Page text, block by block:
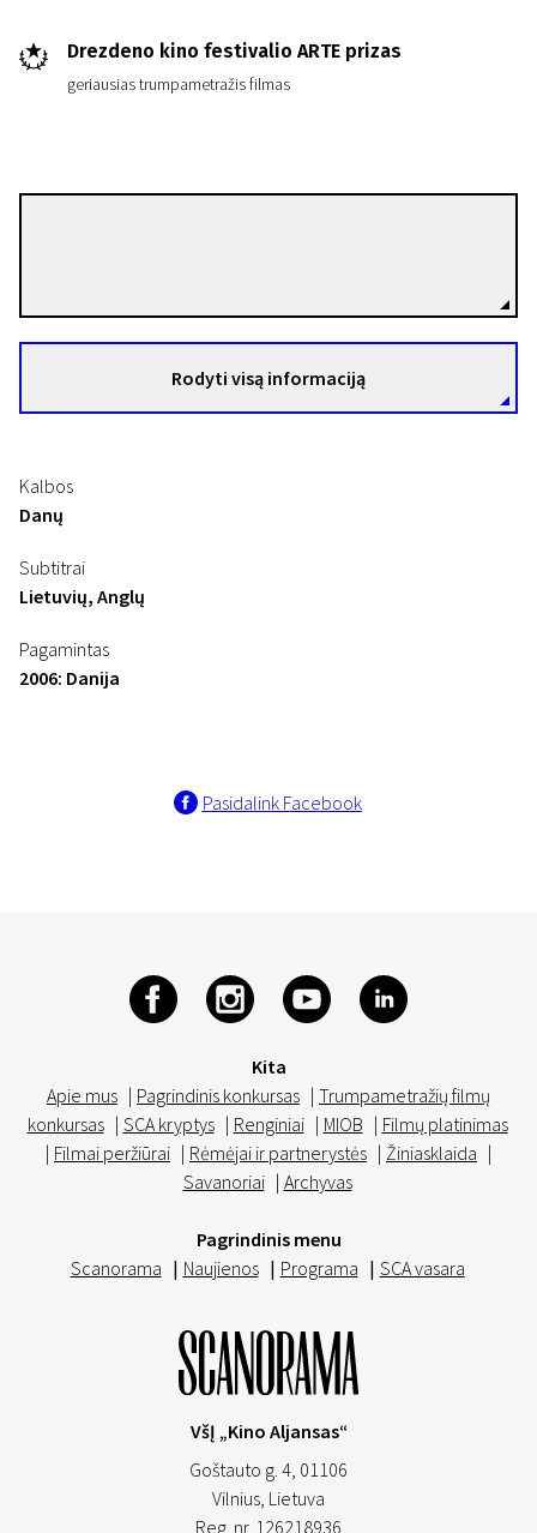
Sofija
Drezdeno kino festivalio ARTE prizas
geriausias trumpametražis filmas
Rodyti visą informaciją
Kalbos
Danų
Subtitrai
Lietuvių, Anglų
Pagamintas
2006: Danija
Pasidalink Facebook
Kita
Apie mus | Pagrindinis konkursas | Trumpametražių filmų
konkursas | SCA kryptys | Renginiai | MIOB | Filmų platinimas
| Filmai peržiūrai | Rėmėjai ir partnerystės | Žiniasklaida |
Savanoriai | Archyvas
Pagrindinis menu
Scanorama | Naujienos | Programa | SCA vasara
VšĮ „Kino Aljansas“
Goštauto g. 4, 01106
Vilnius, Lietuva
Reg. nr. 126218936